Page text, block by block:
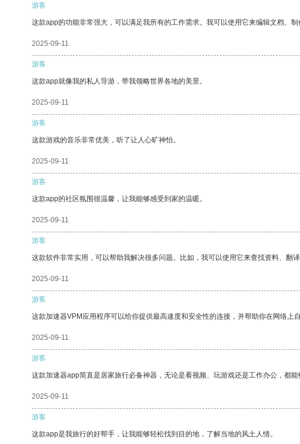
游客
这款app的功能非常强大，可以满足我所有的工作需求。我可以使用它来编辑文档、制
2025-09-11
游客
这款app就像我的私人导游，带我领略世界各地的美景。
2025-09-11
游客
这款游戏的音乐非常优美，听了让人心旷神怡。
2025-09-11
游客
这款app的社区氛围很温馨，让我能够感受到家的温暖。
2025-09-11
游客
这款软件非常实用，可以帮助我解决很多问题。比如，我可以使用它来查找资料、翻译
2025-09-11
游客
这款加速器VPM应用程序可以给你提供最高速度和安全性的连接，并帮助你在网络上自
2025-09-11
游客
这款加速器app简直是居家旅行必备神器，无论是看视频、玩游戏还是工作办公，都
2025-09-11
游客
这款app是我旅行的好帮手，让我能够轻松找到目的地，了解当地的风土人情。